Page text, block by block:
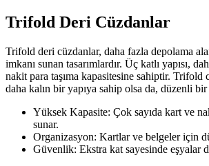
Trifold Deri Cüzdanlar
Trifold deri cüzdanlar, daha fazla depolama
imkanı sunan tasarımlardır. Üç katlı yapısı,
nakit para taşıma kapasitesine sahiptir. Trifold
daha kalın bir yapıya sahip olsa da, düzenli bir
Yüksek Kapasite: Çok sayıda kart ve
sunar.
Organizasyon: Kartlar ve belgeler için
Güvenlik: Ekstra kat sayesinde eşyalar